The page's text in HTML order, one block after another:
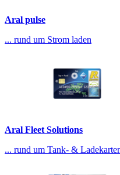
Aral pulse
... rund um Strom laden
Aral Fleet Solutions
... rund um Tank- &